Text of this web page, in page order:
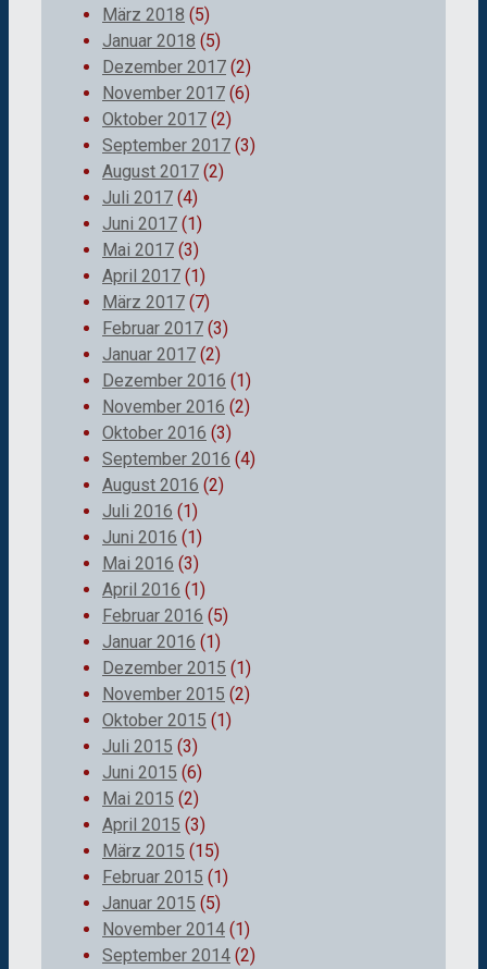
März 2018 (5)
Januar 2018 (5)
Dezember 2017 (2)
November 2017 (6)
Oktober 2017 (2)
September 2017 (3)
August 2017 (2)
Juli 2017 (4)
Juni 2017 (1)
Mai 2017 (3)
April 2017 (1)
März 2017 (7)
Februar 2017 (3)
Januar 2017 (2)
Dezember 2016 (1)
November 2016 (2)
Oktober 2016 (3)
September 2016 (4)
August 2016 (2)
Juli 2016 (1)
Juni 2016 (1)
Mai 2016 (3)
April 2016 (1)
Februar 2016 (5)
Januar 2016 (1)
Dezember 2015 (1)
November 2015 (2)
Oktober 2015 (1)
Juli 2015 (3)
Juni 2015 (6)
Mai 2015 (2)
April 2015 (3)
März 2015 (15)
Februar 2015 (1)
Januar 2015 (5)
November 2014 (1)
September 2014 (2)